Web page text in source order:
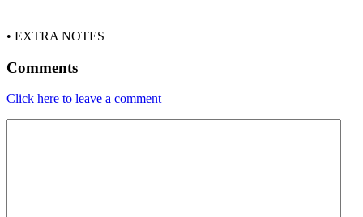
• EXTRA NOTES
Comments
Click here to leave a comment